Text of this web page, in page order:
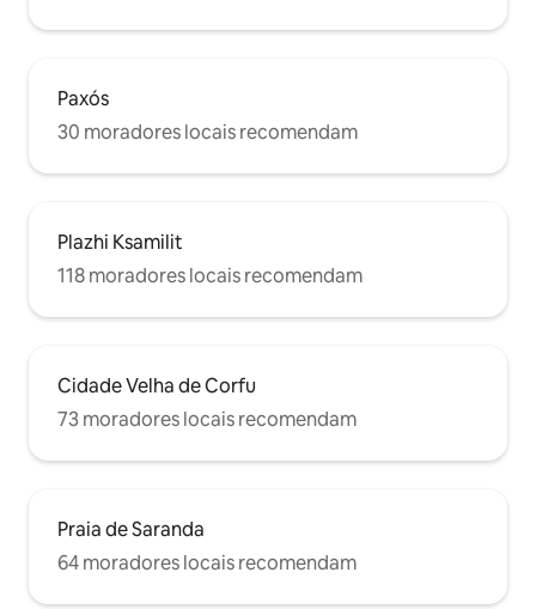
Paxós
30 moradores locais recomendam
Plazhi Ksamilit
118 moradores locais recomendam
Cidade Velha de Corfu
73 moradores locais recomendam
Praia de Saranda
64 moradores locais recomendam